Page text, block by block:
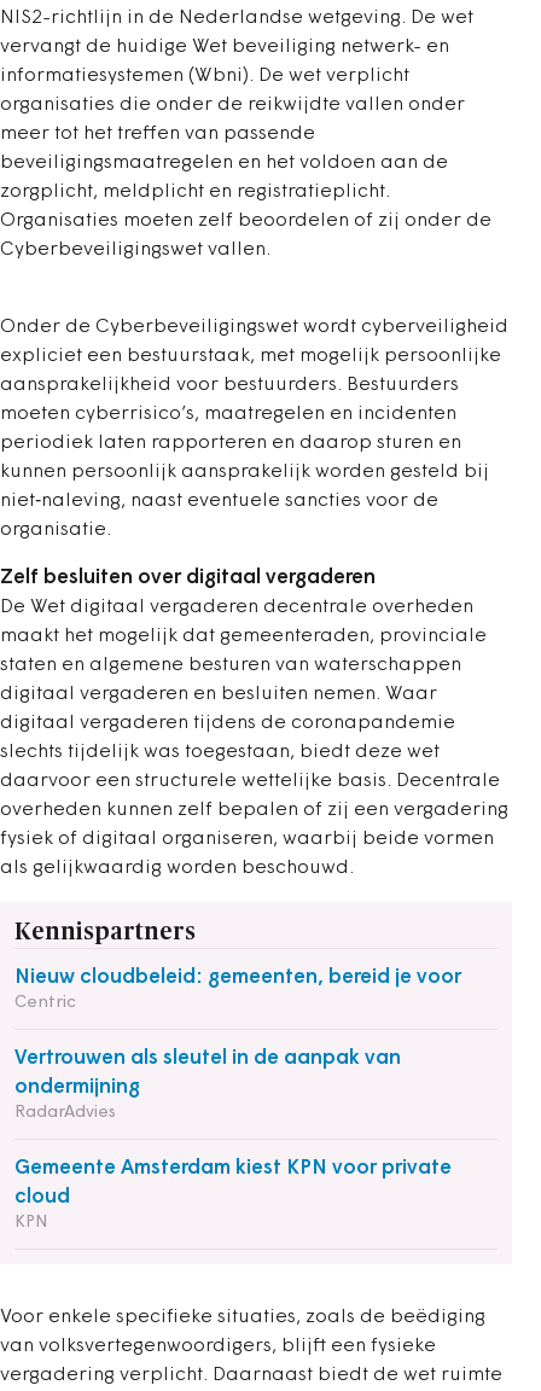
NIS2-richtlijn in de Nederlandse wetgeving. De wet
vervangt de huidige Wet beveiliging netwerk- en
informatiesystemen (Wbni). De wet verplicht
organisaties die onder de reikwijdte vallen onder
meer tot het treffen van passende
beveiligingsmaatregelen en het voldoen aan de
zorgplicht, meldplicht en registratieplicht.
Organisaties moeten zelf beoordelen of zij onder de
Cyberbeveiligingswet vallen.
Onder de Cyberbeveiligingswet wordt cyberveiligheid
expliciet een bestuurstaak, met mogelijk persoonlijke
aansprakelijkheid voor bestuurders. Bestuurders
moeten cyberrisico’s, maatregelen en incidenten
periodiek laten rapporteren en daarop sturen en
kunnen persoonlijk aansprakelijk worden gesteld bij
niet‑naleving, naast eventuele sancties voor de
organisatie.
Zelf besluiten over digitaal vergaderen
De Wet digitaal vergaderen decentrale overheden
maakt het mogelijk dat gemeenteraden, provinciale
staten en algemene besturen van waterschappen
digitaal vergaderen en besluiten nemen. Waar
digitaal vergaderen tijdens de coronapandemie
slechts tijdelijk was toegestaan, biedt deze wet
daarvoor een structurele wettelijke basis. Decentrale
overheden kunnen zelf bepalen of zij een vergadering
fysiek of digitaal organiseren, waarbij beide vormen
als gelijkwaardig worden beschouwd.
Kennispartners
Nieuw cloudbeleid: gemeenten, bereid je voor
Centric
Vertrouwen als sleutel in de aanpak van
ondermijning
RadarAdvies
Gemeente Amsterdam kiest KPN voor private
cloud
KPN
Voor enkele specifieke situaties, zoals de beëdiging
van volksvertegenwoordigers, blijft een fysieke
vergadering verplicht. Daarnaast biedt de wet ruimte